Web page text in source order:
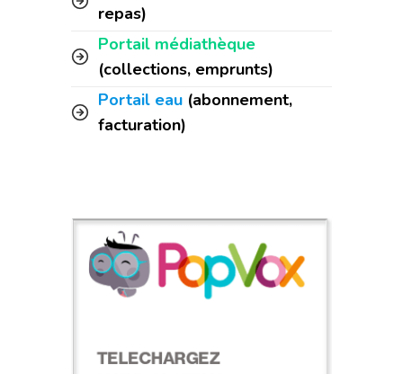
repas)
Portail médiathèque
(collections, emprunts)
Portail eau (abonnement,
facturation)